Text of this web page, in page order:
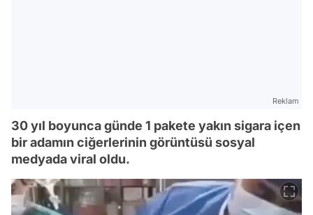
Reklam
30 yıl boyunca günde 1 pakete yakın sigara içen
bir adamın ciğerlerinin görüntüsü sosyal
medyada viral oldu.